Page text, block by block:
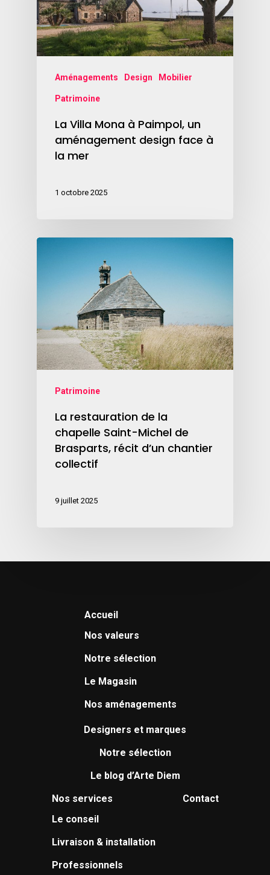
Aménagements Design Mobilier
Patrimoine
La Villa Mona à Paimpol, un
aménagement design face à
la mer
1 octobre 2025
Patrimoine
La restauration de la
chapelle Saint-Michel de
Brasparts, récit d’un chantier
collectif
9 juillet 2025
Accueil
Nos valeurs
Notre sélection
Le Magasin
Nos aménagements
Designers et marques
Notre sélection
Le blog d’Arte Diem
Nos services
Le conseil
Livraison & installation
Professionnels
Contact